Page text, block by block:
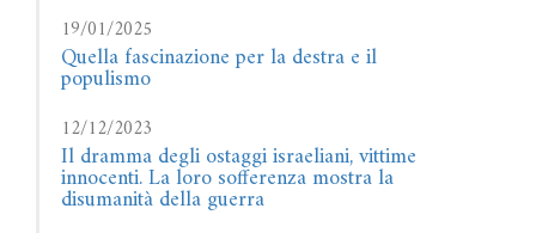
19/01/2025
Quella fascinazione per la destra e il
populismo
12/12/2023
Il dramma degli ostaggi israeliani, vittime
innocenti. La loro sofferenza mostra la
disumanità della guerra